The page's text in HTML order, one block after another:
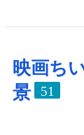
映画ち
景
51